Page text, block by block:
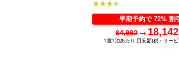
早期予約で 72% 割引
64,992 →
1室1泊あたり 目安額(税・サービ